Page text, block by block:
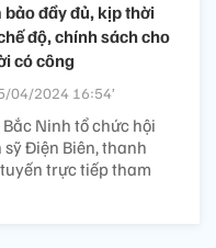
bảo đầy đủ, kịp thời
độ, chính sách cho
có công
04/2024 16:54’
Ninh tổ chức hội
Điện Biên, thanh
trực tiếp tham